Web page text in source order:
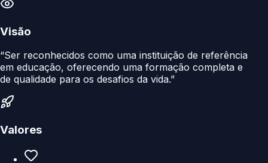
Visão
“Ser reconhecidos como uma instituição de referência
em educação, oferecendo uma formação completa e
de qualidade para os desafios da vida.”
Valores